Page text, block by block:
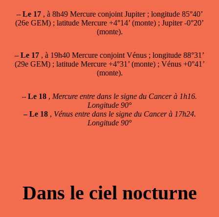
– Le 17 , à 8h49 Mercure conjoint Jupiter ; longitude 85°40’
(26e GEM) ; latitude Mercure +4°14’ (monte) ; Jupiter -0°20’
(monte).
– Le 17 , à 19h40 Mercure conjoint Vénus ; longitude 88°31’
(29e GEM) ; latitude Mercure +4°31’ (monte) ; Vénus +0°41’
(monte).
– Le 18 , Mercure entre dans le signe du Cancer à 1h16.
Longitude 90°
– Le 18 , Vénus entre dans le signe du Cancer à 17h24.
Longitude 90°
Dans le ciel nocturne